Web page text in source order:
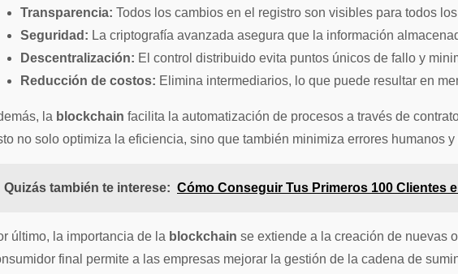
Transparencia: Todos los cambios en el registro son visibles para todos
Seguridad: La criptografía avanzada asegura que la información
Descentralización: El control distribuido evita puntos únicos de fallo y
Reducción de costos: Elimina intermediarios, lo que puede resultar en
la blockchain facilita la automatización de procesos a través de
no solo optimiza la eficiencia, sino que también minimiza errores humanos
Quizás también te interese: Cómo Conseguir Tus Primeros 100 Clientes
último, la importancia de la blockchain se extiende a la creación de nuevas
final permite a las empresas mejorar la gestión de la cadena de